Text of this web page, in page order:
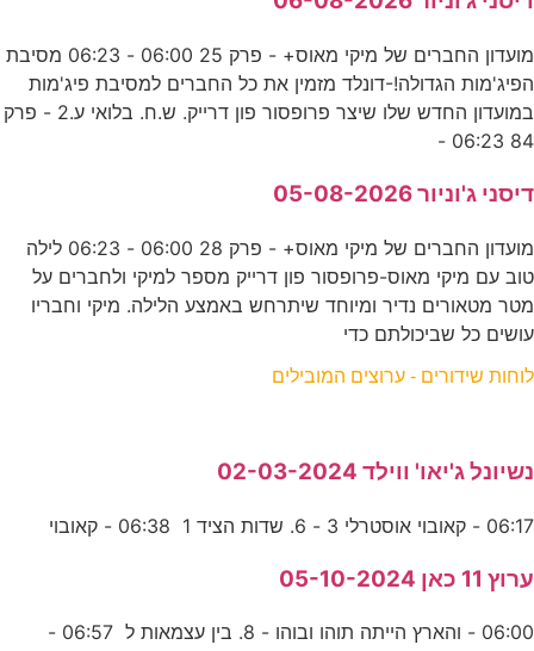
מועדון החברים של מיקי מאוס+ - פרק 25 06:00 - 06:23 מסיבת
הפיג'מות הגדולה!-דונלד מזמין את כל החברים למסיבת פיג'מות
במועדון החדש שלו שיצר פרופסור פון דרייק. ש.ח. בלואי ע.2 - פרק
84 06:23 -
דיסני ג'וניור 05-08-2026
מועדון החברים של מיקי מאוס+ - פרק 28 06:00 - 06:23 לילה
טוב עם מיקי מאוס-פרופסור פון דרייק מספר למיקי ולחברים על
מטר מטאורים נדיר ומיוחד שיתרחש באמצע הלילה. מיקי וחבריו
עושים כל שביכולתם כדי
לוחות שידורים - ערוצים המובילים
נשיונל ג'יאו' ווילד 02-03-2024
06:17 - קאובוי אוסטרלי 3 - 6. שדות הציד 1 06:38 - קאובוי
ערוץ 11 כאן 05-10-2024
06:00 - והארץ הייתה תוהו ובוהו - 8. בין עצמאות ל 06:57 -